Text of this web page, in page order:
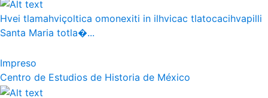
Hvei tlamahviçoltica omonexiti in ilhvicac tlatocacihvapilli
Santa Maria totla�...
Impreso
Centro de Estudios de Historia de México